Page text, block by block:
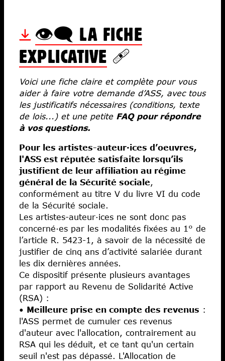
👁️‍🗨️ LA FICHE
EXPLICATIVE 🩹
Voici une fiche claire et complète pour vous
aider à faire votre demande d’ASS, avec tous
les justificatifs nécessaires (conditions, texte
de lois...) et une petite FAQ pour répondre
à vos questions.
Pour les artistes-auteur·ices d’oeuvres,
l'ASS est réputée satisfaite lorsqu’ils
justifient de leur affiliation au régime
général de la Sécurité sociale,
conformément au titre V du livre VI du code
de la Sécurité sociale.
Les artistes-auteur·ices ne sont donc pas
concerné·es par les modalités fixées au 1° de
l’article R. 5423-1, à savoir de la nécessité de
justifier de cinq ans d’activité salariée durant
les dix dernières années.
Ce dispositif présente plusieurs avantages
par rapport au Revenu de Solidarité Active
(RSA) :
• Meilleure prise en compte des revenus :
l'ASS permet de cumuler ces revenus
d'auteur avec l'allocation, contrairement au
RSA qui les déduit, et ce tant qu'un certain
seuil n'est pas dépassé. L'Allocation de